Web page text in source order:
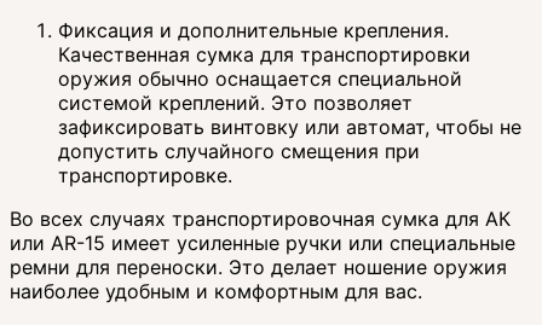
Фиксация и дополнительные крепления.
Качественная сумка для транспортировки
оружия обычно оснащается специальной
системой креплений. Это позволяет
зафиксировать винтовку или автомат, чтобы не
допустить случайного смещения при
транспортировке.
Во всех случаях транспортировочная сумка для АК
или AR-15 имеет усиленные ручки или специальные
ремни для переноски. Это делает ношение оружия
наиболее удобным и комфортным для вас.